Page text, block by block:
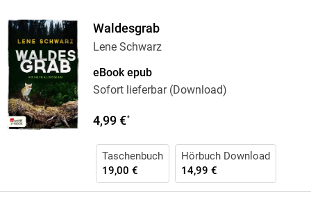
Waldesgrab
Lene Schwarz
eBook epub
Sofort lieferbar (Download)
4,99 €*
Taschenbuch
19,00 €
Hörbuch Download
14,99 €